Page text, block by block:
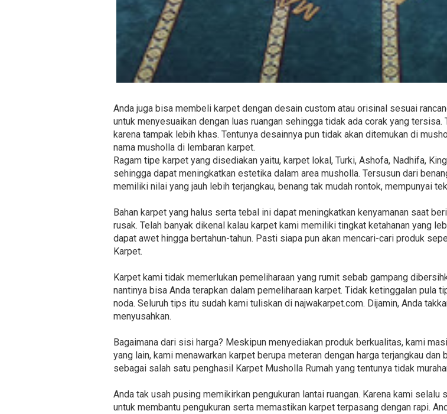
Anda juga bisa membeli karpet dengan desain custom atau orisinal sesuai
untuk menyesuaikan dengan luas ruangan sehingga tidak ada corak yang
karena tampak lebih khas. Tentunya desainnya pun tidak akan ditemukan di
nama musholla di lembaran karpet.
Ragam tipe karpet yang disediakan yaitu, karpet lokal, Turki, Ashofa, Nadhifa,
sehingga dapat meningkatkan estetika dalam area musholla. Tersusun dari
memiliki nilai yang jauh lebih terjangkau, benang tak mudah rontok, mempunyai
Bahan karpet yang halus serta tebal ini dapat meningkatkan kenyamanan saat
rusak. Telah banyak dikenal kalau karpet kami memiliki tingkat ketahanan yang
dapat awet hingga bertahun-tahun. Pasti siapa pun akan mencari-cari produk
Karpet.
Karpet kami tidak memerlukan pemeliharaan yang rumit sebab gampang
nantinya bisa Anda terapkan dalam pemeliharaan karpet. Tidak ketinggalan pula
noda. Seluruh tips itu sudah kami tuliskan di najwakarpet.com. Dijamin, Anda
menyusahkan.
Bagaimana dari sisi harga? Meskipun menyediakan produk berkualitas, kami
yang lain, kami menawarkan karpet berupa meteran dengan harga terjangkau
sebagai salah satu penghasil Karpet Musholla Rumah yang tentunya tidak
Anda tak usah pusing memikirkan pengukuran lantai ruangan. Karena kami
untuk membantu pengukuran serta memastikan karpet terpasang dengan rapi.